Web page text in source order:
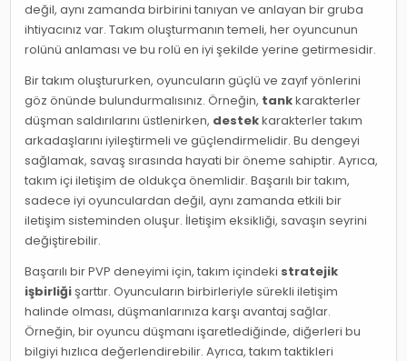
değil, aynı zamanda birbirini tanıyan ve anlayan bir gruba
ihtiyacınız var. Takım oluşturmanın temeli, her oyuncunun
rolünü anlaması ve bu rolü en iyi şekilde yerine getirmesidir.
Bir takım oluştururken, oyuncuların güçlü ve zayıf yönlerini
göz önünde bulundurmalısınız. Örneğin, tankkarakterler
düşman saldırılarını üstlenirken, destekkarakterler takım
arkadaşlarını iyileştirmeli ve güçlendirmelidir. Bu dengeyi
sağlamak, savaş sırasında hayati bir öneme sahiptir. Ayrıca,
takım içi iletişim de oldukça önemlidir. Başarılı bir takım,
sadece iyi oyunculardan değil, aynı zamanda etkili bir
iletişim sisteminden oluşur. İletişim eksikliği, savaşın seyrini
değiştirebilir.
Başarılı bir PVP deneyimi için, takım içindeki stratejik
işbirliğişarttır. Oyuncuların birbirleriyle sürekli iletişim
halinde olması, düşmanlarınıza karşı avantaj sağlar.
Örneğin, bir oyuncu düşmanı işaretlediğinde, diğerleri bu
bilgiyi hızlıca değerlendirebilir. Ayrıca, takım taktikleri